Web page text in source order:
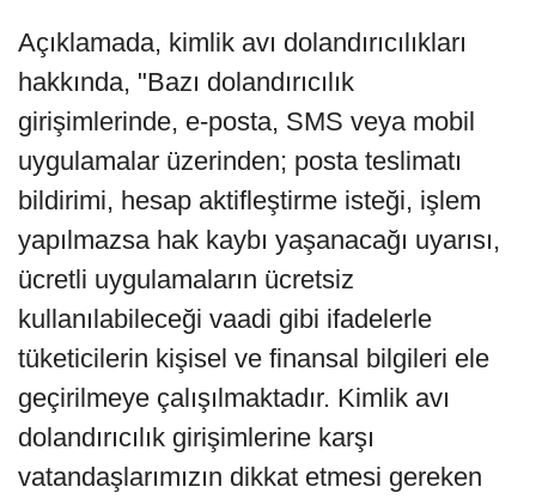
Açıklamada, kimlik avı dolandırıcılıkları
hakkında, "Bazı dolandırıcılık
girişimlerinde, e-posta, SMS veya mobil
uygulamalar üzerinden; posta teslimatı
bildirimi, hesap aktifleştirme isteği, işlem
yapılmazsa hak kaybı yaşanacağı uyarısı,
ücretli uygulamaların ücretsiz
kullanılabileceği vaadi gibi ifadelerle
tüketicilerin kişisel ve finansal bilgileri ele
geçirilmeye çalışılmaktadır. Kimlik avı
dolandırıcılık girişimlerine karşı
vatandaşlarımızın dikkat etmesi gereken